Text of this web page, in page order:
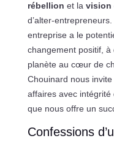
rébellion et la vision
d’alter-
entreprise a le
changement positif, à
planète au cœur de
Chouinard nous
affaires avec
que nous offre un
Confessions